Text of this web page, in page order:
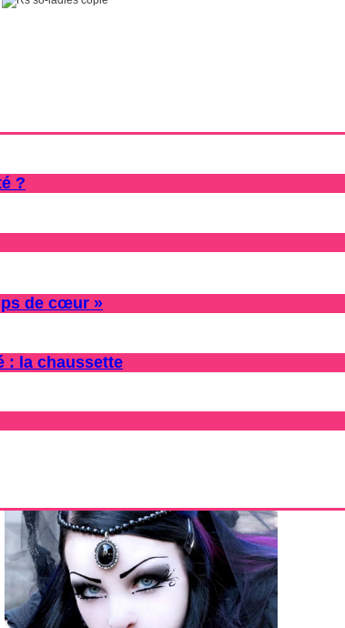
?
de cœur »
: la chaussette